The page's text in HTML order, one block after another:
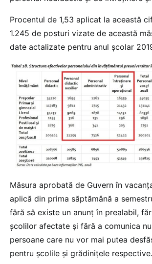
Procentul de 1,53 aplicat la această
1.245 de posturi vizate de această
date actalizate pentru anul școlar
Măsura aprobată de Guvern în
aplică din prima săptămână a
fără să existe un anunț în prealabil,
școlilor afectate și fără a comunica
persoane care nu vor mai putea
pentru școlile și grădinițele respective.